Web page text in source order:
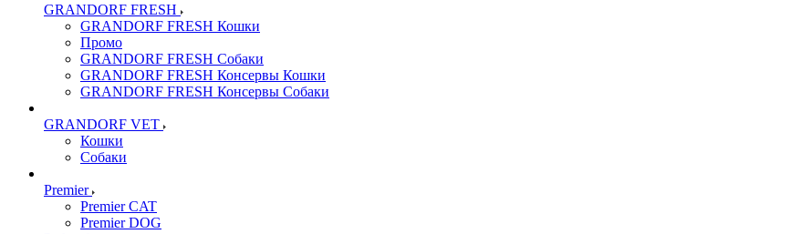
GRANDORF FRESH
GRANDORF FRESH Кошки
Промо
GRANDORF FRESH Собаки
GRANDORF FRESH Консервы Кошки
GRANDORF FRESH Консервы Собаки
GRANDORF VET
Кошки
Собаки
Premier
Premier CAT
Premier DOG